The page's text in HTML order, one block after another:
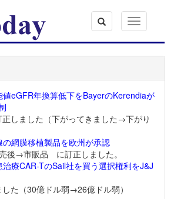
Toggle
navigation
eGFR年換算低下をBayerのKerendiaが
正しました（下がってきました→下がり
網膜移植製品を欧州が承認
後→市販品 に訂正しました。
療CAR-TのSail社を買う選択権利をJ&J
した（30億ドル弱→26億ドル弱）